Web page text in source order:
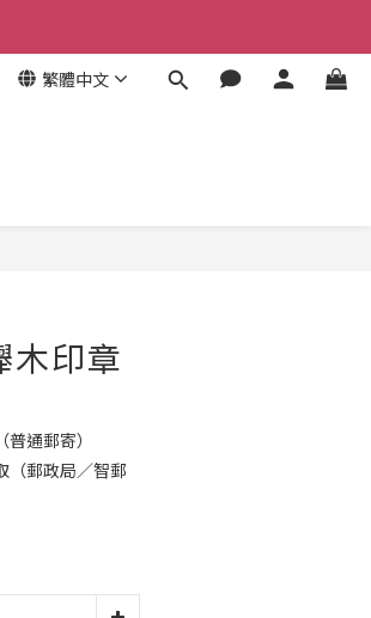
繁體中文
印章
通郵寄）
（郵政局／智郵